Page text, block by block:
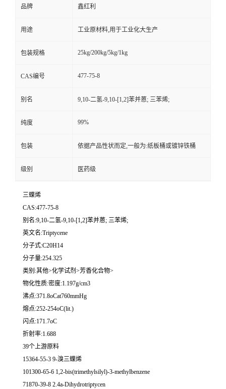
品牌 鑫红利
用途 工业原材料,用于工业化大生产
包装规格 25kg/200kg/5kg/1kg
CAS编号 477-75-8
别名 9,10-二氢-9,10-[1,2]苯并蒽; 三苯烯;
纯度 99%
包装 依据产品性状而定,一般为:纸板桶或镀锌铁桶
级别 医药级
三蝶烯
CAS:477-75-8
别名:9,10-二氢-9,10-[1,2]苯并蒽; 三苯烯;
英文名:Triptycene
分子式:C20H14
分子量:254.325
类别:其他>化学试剂>芳香化合物>
物化性质:密度:1.197g/cm3
沸点:371.8oCat760mmHg
熔点:252-254oC(lit.)
闪点:171.7oC
折射率:1.688
39个上游原料
15364-55-3 9-溴三蝶烯
101300-65-6 1,2-bis(trimethylsilyl)-3-methylbenzene
71870-39-8 2.4a-Dihydrotriptycen